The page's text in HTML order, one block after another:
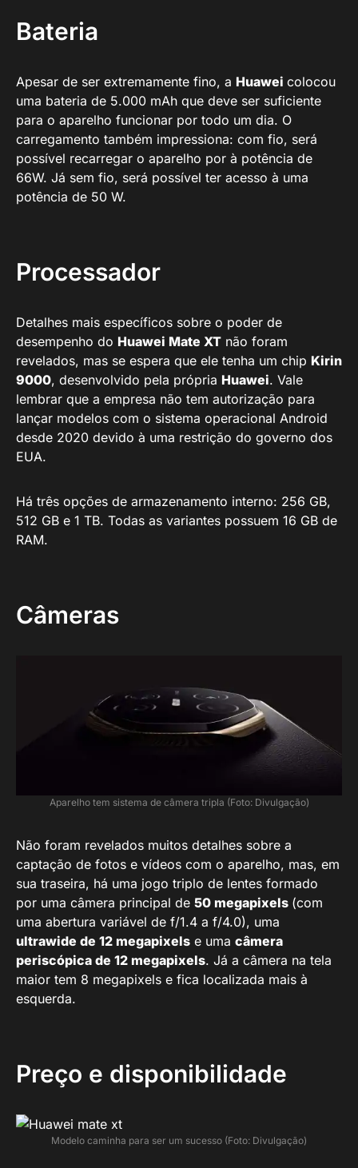
Bateria
Apesar de ser extremamente fino, a Huawei colocou
uma bateria de 5.000 mAh que deve ser suficiente
para o aparelho funcionar por todo um dia. O
carregamento também impressiona: com fio, será
possível recarregar o aparelho por à potência de
66W. Já sem fio, será possível ter acesso à uma
potência de 50 W.
Processador
Detalhes mais específicos sobre o poder de
desempenho do Huawei Mate XT não foram
revelados, mas se espera que ele tenha um chip Kirin
9000, desenvolvido pela própria Huawei. Vale
lembrar que a empresa não tem autorização para
lançar modelos com o sistema operacional Android
desde 2020 devido à uma restrição do governo dos
EUA.
Há três opções de armazenamento interno: 256 GB,
512 GB e 1 TB. Todas as variantes possuem 16 GB de
RAM.
Câmeras
Aparelho tem sistema de câmera tripla (Foto: Divulgação)
Não foram revelados muitos detalhes sobre a
captação de fotos e vídeos com o aparelho, mas, em
sua traseira, há uma jogo triplo de lentes formado
por uma câmera principal de 50 megapixels (com
uma abertura variável de f/1.4 a f/4.0), uma
ultrawide de 12 megapixels e uma câmera
periscópica de 12 megapixels. Já a câmera na tela
maior tem 8 megapixels e fica localizada mais à
esquerda.
Preço e disponibilidade
Modelo caminha para ser um sucesso (Foto: Divulgação)